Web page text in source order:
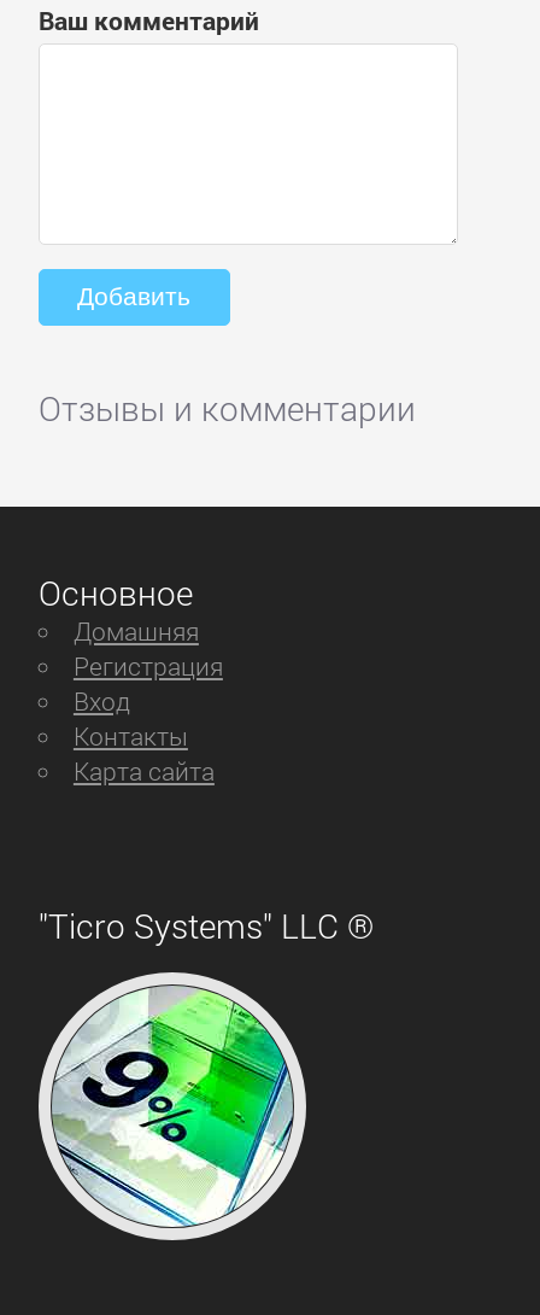
Ваш комментарий
Отзывы и комментарии
Основное
Домашняя
Регистрация
Вход
Контакты
Карта сайта
"Ticro Systems" LLC ®